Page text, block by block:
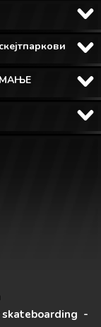
skateboarding -